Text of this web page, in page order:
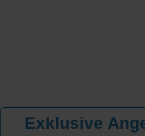
Exklusive